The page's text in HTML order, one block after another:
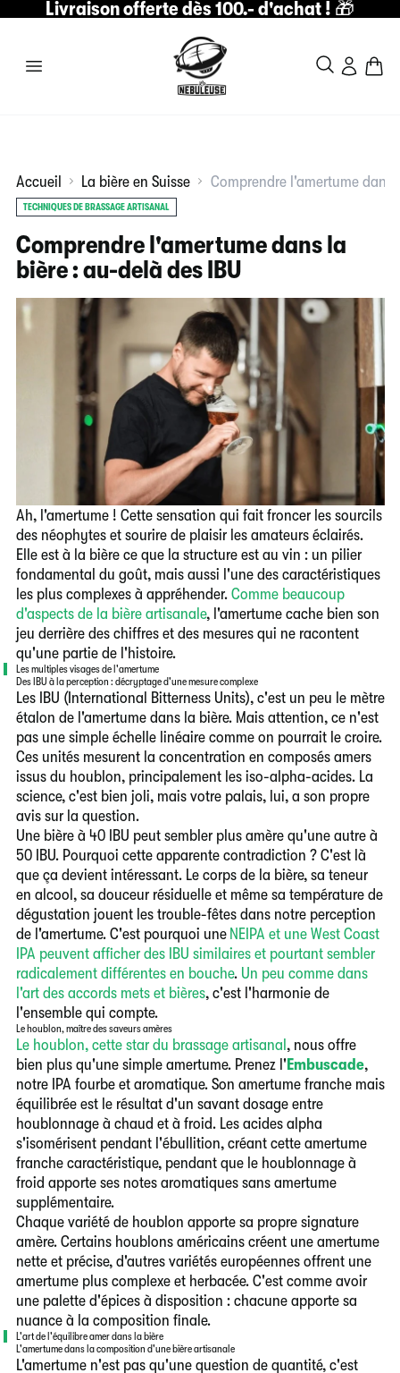
Livraison offerte dès 100.- d'achat ! 🎁
Accueil La bière en Suisse Comprendre l'amertume dans
TECHNIQUES DE BRASSAGE ARTISANAL
Comprendre l'amertume dans la
bière : au-delà des IBU
Ah, l'amertume ! Cette sensation qui fait froncer les sourcils
des néophytes et sourire de plaisir les amateurs éclairés.
Elle est à la bière ce que la structure est au vin : un pilier
fondamental du goût, mais aussi l'une des caractéristiques
les plus complexes à appréhender. Comme beaucoup
d'aspects de la bière artisanale, l'amertume cache bien son
jeu derrière des chiffres et des mesures qui ne racontent
qu'une partie de l'histoire.
Les multiples visages de l'amertume
Des IBU à la perception : décryptage d'une mesure complexe
Les IBU (International Bitterness Units), c'est un peu le mètre
étalon de l'amertumedans la bière. Mais attention, ce n'est
pas une simple échelle linéaire comme on pourrait le croire.
Ces unités mesurent la concentration en composés amers
issus du houblon, principalement les iso-alpha-acides. La
science, c'est bien joli, mais votre palais, lui, a son propre
avis sur la question.
Une bière à 40 IBU peut sembler plus amère qu'une autre à
50 IBU.Pourquoi cette apparente contradiction ? C'est là
que ça devient intéressant. Le corps de la bière, sa teneur
en alcool, sa douceur résiduelle et même sa température de
dégustation jouent les trouble-fêtes dans notre perception
de l'amertume. C'est pourquoi une NEIPA et une West Coast
IPA peuvent afficher des IBU similaires et pourtant sembler
radicalement différentes en bouche. Un peu comme dans
l'art des accords mets et bières, c'est l'harmonie de
l'ensemble qui compte.
Le houblon, maître des saveurs amères
Le houblon, cette star du brassage artisanal, nous offre
bien plus qu'une simple amertume. Prenez l'Embuscade,
notre IPA fourbe et aromatique.Son amertume franche mais
équilibrée est le résultat d'un savant dosage entre
houblonnage à chaud et à froid. Les acides alpha
s'isomérisent pendant l'ébullition, créant cette amertume
franche caractéristique, pendant que le houblonnage à
froid apporte ses notes aromatiques sans amertume
supplémentaire.
Chaque variété de houblon apporte sa propre signature
amère. Certains houblons américains créent une amertume
nette et précise, d'autres variétés européennes offrent une
amertume plus complexe et herbacée. C'est comme avoir
une palette d'épices à disposition : chacune apporte sa
nuance à la composition finale.
L'art de l'équilibre amer dans la bière
L'amertume dans la composition d'une bière artisanale
L'amertume n'est pas qu'une question de quantité, c'est